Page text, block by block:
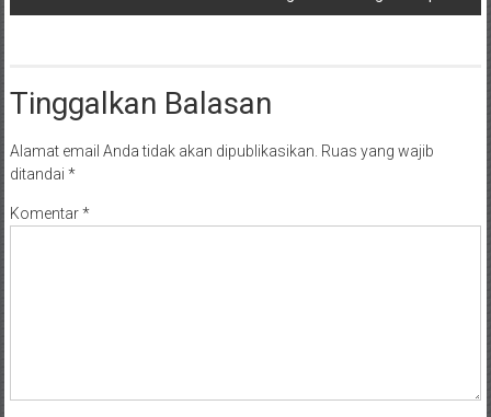
Tinggalkan Balasan
Alamat email Anda tidak akan dipublikasikan. Ruas yang wajib
ditandai *
Komentar*